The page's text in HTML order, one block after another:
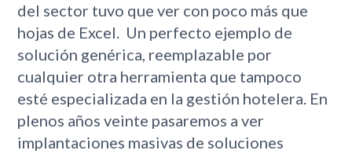
del sector tuvo que ver con poco más que
hojas de Excel. Un perfecto ejemplo de
solución genérica, reemplazable por
cualquier otra herramienta que tampoco
esté especializada en la gestión hotelera. En
plenos años veinte pasaremos a ver
implantaciones masivas de soluciones